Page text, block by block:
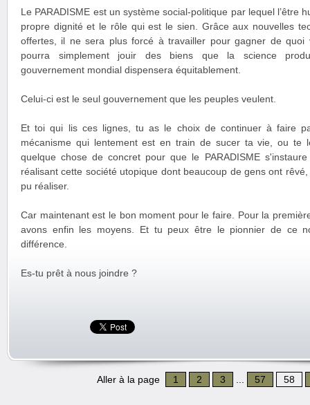
Le PARADISME est un système social-politique par lequel l’être
propre dignité et le rôle qui est le sien. Grâce aux nouvelles
offertes, il ne sera plus forcé à travailler pour gagner de quoi
pourra simplement jouir des biens que la science
gouvernement mondial dispensera équitablement.
Celui-ci est le seul gouvernement que les peuples veulent.
Et toi qui lis ces lignes, tu as le choix de continuer à faire
mécanisme qui lentement est en train de sucer ta vie, ou te
quelque chose de concret pour que le PARADISME
réalisant cette société utopique dont beaucoup de gens ont
pu réaliser.
Car maintenant est le bon moment pour le faire. Pour la
avons enfin les moyens. Et tu peux être le pionnier de ce
différence.
Es-tu prêt à nous joindre ?
Aller à la page 1 2 3 57 58